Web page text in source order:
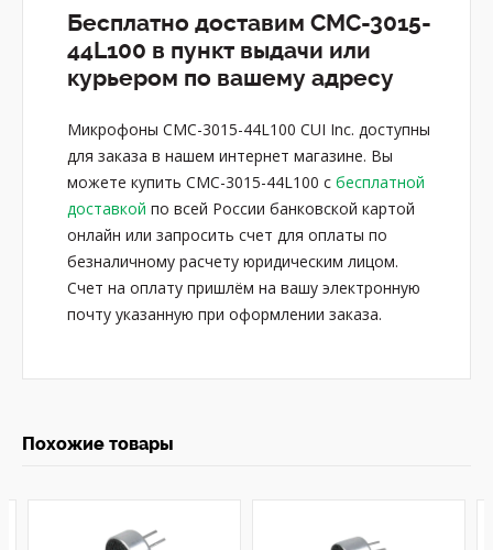
Бесплатно доставим CMC-3015-
44L100 в пункт выдачи или
курьером по вашему адресу
Микрофоны CMC-3015-44L100 CUI Inc. доступны
для заказа в нашем интернет магазине. Вы
можете купить CMC-3015-44L100 с бесплатной
доставкой по всей России банковской картой
онлайн или запросить счет для оплаты по
безналичному расчету юридическим лицом.
Счет на оплату пришлём на вашу электронную
почту указанную при оформлении заказа.
Похожие товары